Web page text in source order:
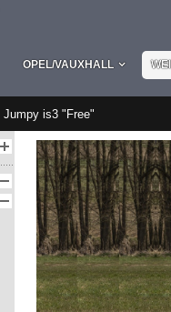
OPEL/VAUXHALL
Jumpy is3 "Free"